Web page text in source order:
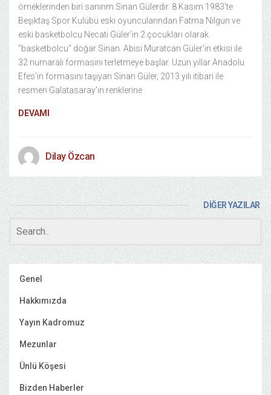
örneklerinden biri sanırım Sinan Gülerdir. 8 Kasım 1983’te
Beşiktaş Spor Kulübü eski oyuncularından Fatma Nilgün ve
eski basketbolcu Necati Güler’in 2.çocukları olarak
“basketbolcu” doğar Sinan. Abisi Muratcan Güler’in etkisi ile
32 numaralı formasını terletmeye başlar. Uzun yıllar Anadolu
Efes’in formasını taşıyan Sinan Güler, 2013 yılı itibari ile
resmen Galatasaray’ın renklerine
DEVAMI
Dilay Özcan
DİĞER YAZILAR
Genel
Hakkımızda
Yayın Kadromuz
Mezunlar
Ünlü Köşesi
Bizden Haberler